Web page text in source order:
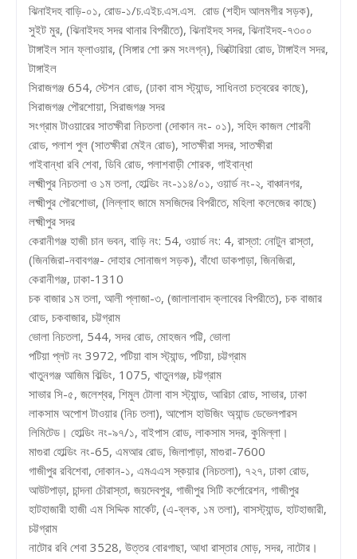
ঝিনাইদহ বাড়ি-০১, রোড-১/চ.এইচ.এস.এস. রোড (শহীদ আলমগীর সড়ক),
সুইট মুর, (ঝিনাইদহ সদর থানার বিপরীতে), ঝিনাইদহ সদর, ঝিনাইদহ-৭৩০০
টাঙ্গাইল সান ফ্লাওয়ার, (সিঙ্গার শো রুম সংলগ্ন), ভিক্টোরিয়া রোড, টাঙ্গাইল সদর,
টাঙ্গাইল
সিরাজগঞ্জ 654, স্টেশন রোড, (ঢাকা বাস স্ট্যান্ড, সাধিনতা চত্বরের কাছে),
সিরাজগঞ্জ পৌরশোয়া, সিরাজগঞ্জ সদর
সংগ্রাম টাওয়ারের সাতক্ষীরা নিচতলা (দোকান নং- ০১), সহিদ কাজল শোরনী
রোড, পলাশ পুল (সাতক্ষীরা মেইন রোড), সাতক্ষীরা সদর, সাতক্ষীরা
গাইবান্ধা রবি শেবা, ডিবি রোড, পলাশবাড়ী শোরক, গাইবান্ধা
লক্ষ্মীপুর নিচতলা ও ১ম তলা, হোল্ডিং নং-১১৪/০১, ওয়ার্ড নং-২, বাঞ্চানগর,
লক্ষ্মীপুর পৌরশোভা, (লিল্লাহ জামে মসজিদের বিপরীতে, মহিলা কলেজের কাছে)
লক্ষ্মীপুর সদর
কেরানীগঞ্জ হাজী চান ভবন, বাড়ি নং: 54, ওয়ার্ড নং: 4, রাস্তা: নোটুন রাস্তা,
(জিনজিরা-নবাবগঞ্জ- দোহার সোনাজগ সড়ক), বাঁধো ডাকপাড়া, জিনজিরা,
কেরানীগঞ্জ, ঢাকা-1310
চক বাজার ১ম তলা, আলী প্লাজা-৩, (জালালাবাদ ক্লাবের বিপরীতে), চক বাজার
রোড, চকবাজার, চট্টগ্রাম
ভোলা নিচতলা, 544, সদর রোড, মোহজন পট্টি, ভোলা
পটিয়া প্লট নং 3972, পটিয়া বাস স্ট্যান্ড, পটিয়া, চট্টগ্রাম
খাতুনগঞ্জ আজিম বিল্ডিং, 1075, খাতুনগঞ্জ, চট্টগ্রাম
সাভার সি-৫, জলেশ্বর, শিমুল টোলা বাস স্ট্যান্ড, আরিচা রোড, সাভার, ঢাকা
লাকসাম অপোশ টাওয়ার (নিচ তলা), আপোস হাউজিং অ্যান্ড ডেভেলপারস
লিমিটেড। হোল্ডিং নং-৯৭/১, বাইপাস রোড, লাকসাম সদর, কুমিল্লা।
মাগুরা হোল্ডিং নং-65, এমআর রোড, জিলাপাড়া, মাগুরা-7600
গাজীপুর রবিশেবা, দোকান-১, এমএএস স্কয়ার (নিচতলা), ৭২৭, ঢাকা রোড,
আউটপাড়া, চান্দনা চৌরাস্তা, জয়দেবপুর, গাজীপুর সিটি কর্পোরেশন, গাজীপুর
হাটহাজারী হাজী এম সিদ্দিক মার্কেট, (এ-ব্লক, ১ম তলা), বাসস্ট্যান্ড, হাটহাজারী,
চট্টগ্রাম
নাটোর রবি শেবা 3528, উত্তর বোরগাছা, আধা রাস্তার মোড়, সদর, নাটোর।